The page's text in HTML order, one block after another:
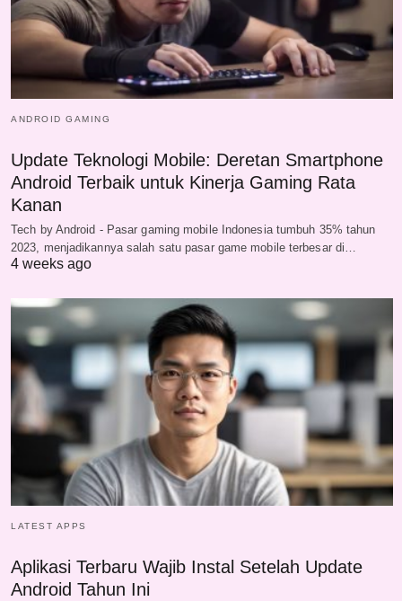
ANDROID GAMING
Update Teknologi Mobile: Deretan Smartphone
Android Terbaik untuk Kinerja Gaming Rata
Kanan
Tech by Android - Pasar gaming mobile Indonesia tumbuh 35% tahun
2023, menjadikannya salah satu pasar game mobile terbesar di…
4 weeks ago
LATEST APPS
Aplikasi Terbaru Wajib Instal Setelah Update
Android Tahun Ini